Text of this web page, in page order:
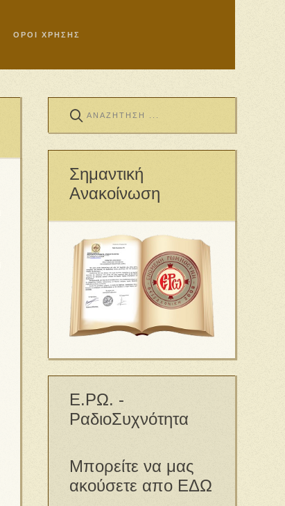
ΟΡΟΙ ΧΡΗΣΗΣ
Σημαντική
Ανακοίνωση
Ε.ΡΩ. -
ΡαδιοΣυχνότητα
Μπορείτε να μας
ακούσετε απο ΕΔΩ